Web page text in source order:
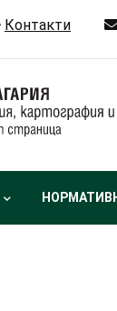
Контакти